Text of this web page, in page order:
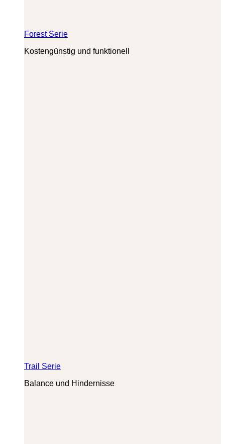
Forest Serie
Kostengünstig und funktionell
Trail Serie
Balance und Hindernisse